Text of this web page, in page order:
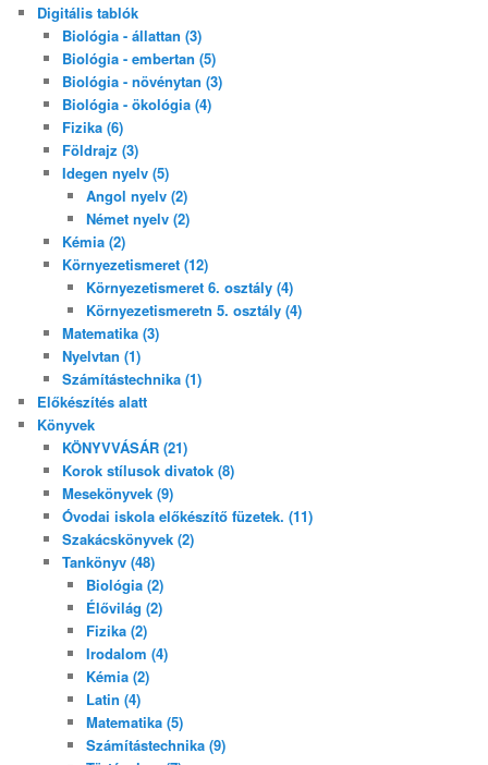
Digitális tablók
Biológia - állattan (3)
Biológia - embertan (5)
Biológia - növénytan (3)
Biológia - ökológia (4)
Fizika (6)
Földrajz (3)
Idegen nyelv (5)
Angol nyelv (2)
Német nyelv (2)
Kémia (2)
Környezetismeret (12)
Környezetismeret 6. osztály (4)
Környezetismeretn 5. osztály (4)
Matematika (3)
Nyelvtan (1)
Számítástechnika (1)
Előkészítés alatt
Könyvek
KÖNYVVÁSÁR (21)
Korok stílusok divatok (8)
Mesekönyvek (9)
Óvodai iskola előkészítő füzetek. (11)
Szakácskönyvek (2)
Tankönyv (48)
Biológia (2)
Élővilág (2)
Fizika (2)
Irodalom (4)
Kémia (2)
Latin (4)
Matematika (5)
Számítástechnika (9)